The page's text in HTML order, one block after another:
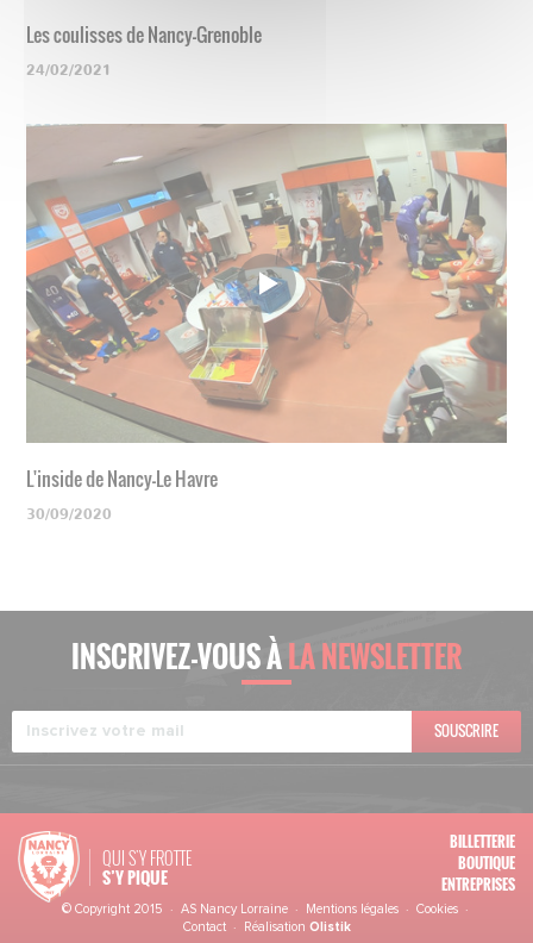
Les coulisses de Nancy-Grenoble
24/02/2021
L'inside de Nancy-Le Havre
30/09/2020
INSCRIVEZ-VOUS ÀLA NEWSLETTER
SOUSCRIRE
QUI S'Y FROTTE
S’Y PIQUE
BILLETTERIE
BOUTIQUE
ENTREPRISES
© Copyright 2015 · AS Nancy Lorraine · Mentions légales· Cookies·
Contact· Réalisation Olistik